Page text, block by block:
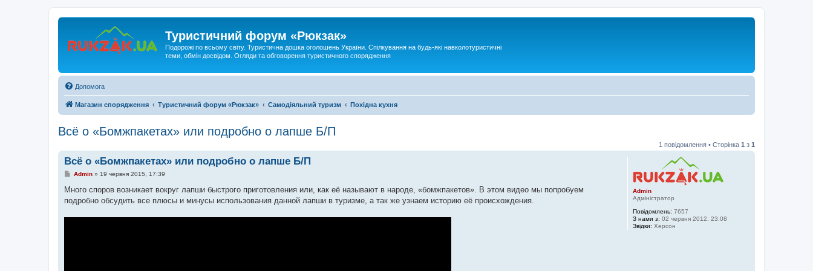
Туристичний форум «Рюкзак»
Подорожі по всьому світу. Туристична дошка оголошень України. Спілкування на будь-які навколотуристичні
теми, обмін досвідом. Огляди та обговорення туристичного спорядження
Допомога
Магазин спорядження Туристичний форум «Рюкзак» Самодіяльний туризм Похідна кухня
Всё о «Бомжпакетах» или подробно о лапше Б/П
1 повідомлення • Сторінка 1 з 1
Admin
Адміністратор
Повідомлень: 7657
З нами з: 02 червня 2012, 23:08
Звідки: Херсон
Всё о «Бомжпакетах» или подробно о лапше Б/П
П
в
д
м
Admin» 19 червня 2015, 17:39
Много споров возникает вокруг лапши быстрого приготовления или, как её называют в народе, «бомжпакетов». В этом видео мы попробуем
подробно обсудить все плюсы и минусы использования данной лапши в туризме, а так же узнаем историю её происхождения.